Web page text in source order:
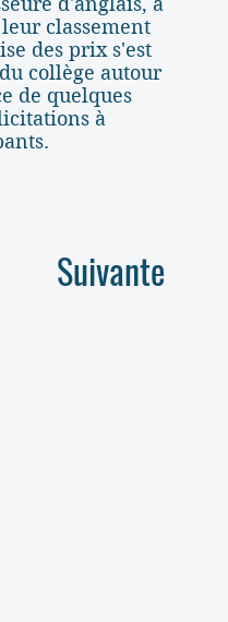
classement
des prix s'est
collège autour
de quelques
à
Suivante